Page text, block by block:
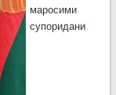
маросими
супоридани